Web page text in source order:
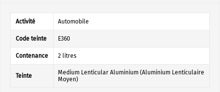
Activité Automobile
Code teinte E360
Contenance 2 litres
Teinte
Medium Lenticular Aluminium (Aluminium Lenticulaire
Moyen)